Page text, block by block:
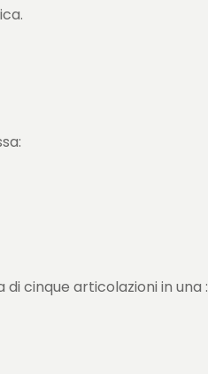
cinque articolazioni in una :